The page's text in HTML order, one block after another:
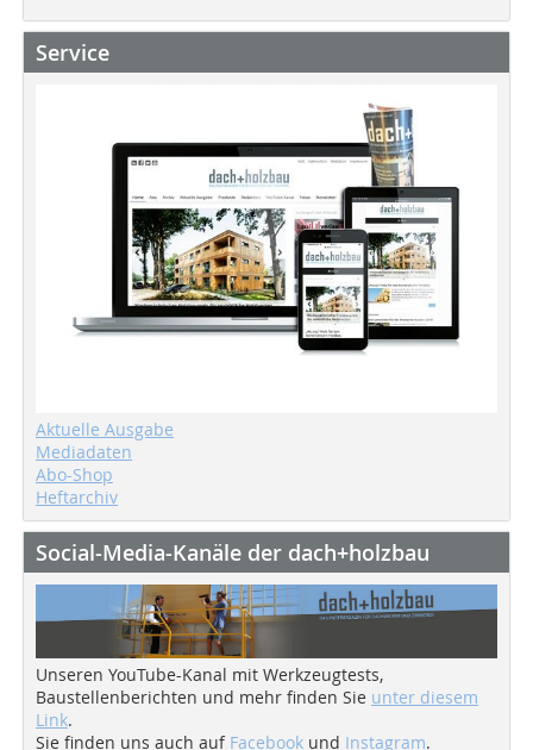
Service
Aktuelle Ausgabe
Mediadaten
Abo-Shop
Heftarchiv
Social-Media-Kanäle der dach+holzbau
Unseren YouTube-Kanal mit Werkzeugtests,
Baustellenberichten und mehr finden Sie unter diesem
Link.
Sie finden uns auch auf Facebook und Instagram.